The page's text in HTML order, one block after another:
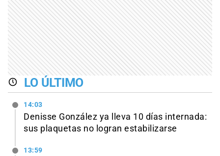
LO ÚLTIMO
14:03
Denisse González ya lleva 10 días internada:
sus plaquetas no logran estabilizarse
13:59